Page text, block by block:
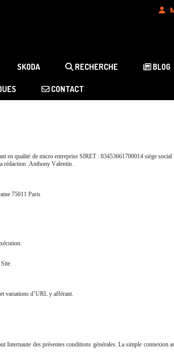
SKODA RECHERCHE BLOG
CONTACT
en qualité de micro entreprise SIRET : 83453661700014 siège
rédaction :Anthony Valentin .
75011 Paris
variations d’URL y afférant.
des présentes conditions générales. La simple connexion